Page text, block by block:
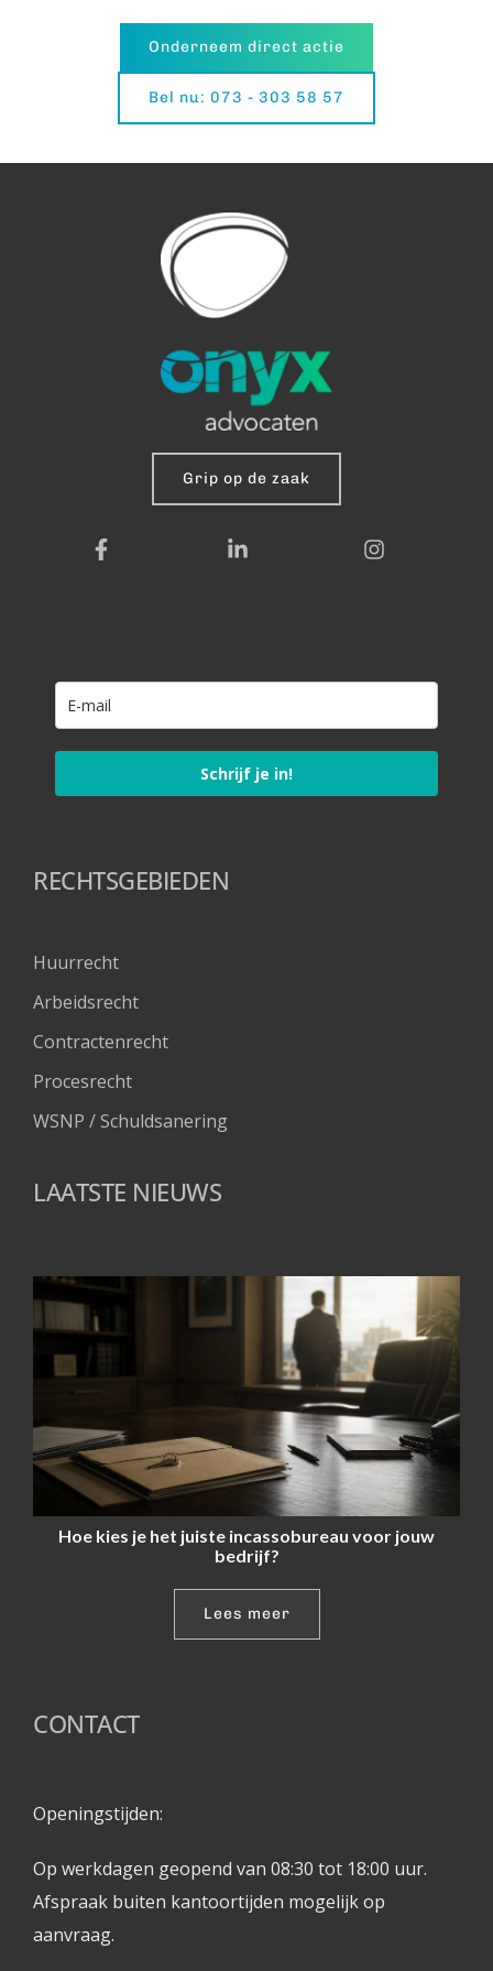
Onderneem direct actie
Bel nu: 073 - 303 58 57
Grip op de zaak
Schrijf je in!
RECHTSGEBIEDEN
Huurrecht
Arbeidsrecht
Contractenrecht
Procesrecht
WSNP / Schuldsanering
LAATSTE NIEUWS
Hoe kies je het juiste incassobureau voor jouw
bedrijf?
Lees meer
CONTACT
Openingstijden:
Op werkdagen geopend van 08:30 tot 18:00 uur.
Afspraak buiten kantoortijden mogelijk op
aanvraag.